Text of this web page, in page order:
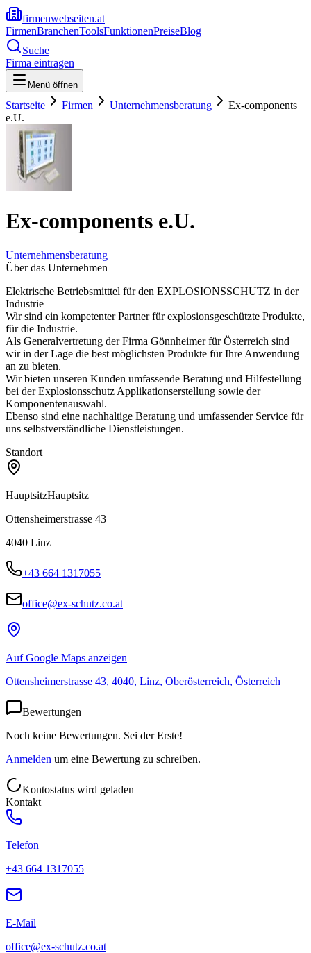
firmenwebseiten.at
FirmenBranchenToolsFunktionenPreiseBlog
Suche
Firma eintragen
Menü öffnen
Startseite Firmen Unternehmensberatung
Ex-components
e.U.
Ex-components e.U.
Unternehmensberatung
Über das Unternehmen
Elektrische Betriebsmitttel für den EXPLOSIONSSCHUTZ in der
Industrie
Wir sind ein kompetenter Partner für explosionsgeschützte Produkte,
für die Industrie.
Als Generalvertretung der Firma Gönnheimer für Österreich sind
wir in der Lage die best möglichsten Produkte für Ihre Anwendung
an zu bieten.
Wir bieten unseren Kunden umfassende Beratung und Hilfestellung
bei der Explosionsschutz Applikationserstellung sowie der
Komponentenauswahl.
Ebenso sind eine nachhaltige Beratung und umfassender Service für
uns selbstverständliche Dienstleistungen.
Standort
HauptsitzHauptsitz
Ottensheimerstrasse 43
4040 Linz
+43 664 1317055
office@ex-schutz.co.at
Auf Google Maps anzeigen
Ottensheimerstrasse 43, 4040, Linz, Oberösterreich, Österreich
Bewertungen
Noch keine Bewertungen. Sei der Erste!
Anmelden um eine Bewertung zu schreiben.
Kontostatus wird geladen
Kontakt
Telefon
+43 664 1317055
E-Mail
office@ex-schutz.co.at